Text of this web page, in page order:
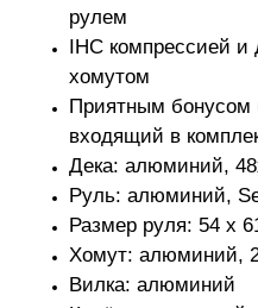
рулем
IHC компрессией
хомутом
Приятным бонусом
входящий в
Дека: алюминий,
Руль: алюминий,
Размер руля: 54 х
Хомут: алюминий,
Вилка: алюминий